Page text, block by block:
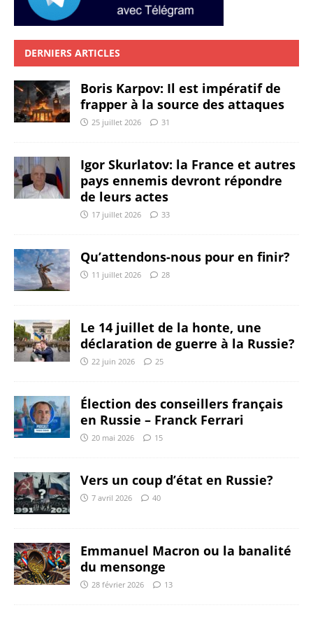
DERNIERS ARTICLES
Boris Karpov: Il est impératif de
frapper à la source des attaques
25 juillet 2026 31
Igor Skurlatov: la France et autres
pays ennemis devront répondre
de leurs actes
17 juillet 2026 33
Qu’attendons-nous pour en finir?
11 juillet 2026 28
Le 14 juillet de la honte, une
déclaration de guerre à la Russie?
22 juin 2026 25
Élection des conseillers français
en Russie – Franck Ferrari
20 mai 2026 15
Vers un coup d’état en Russie?
7 avril 2026 40
Emmanuel Macron ou la banalité
du mensonge
28 février 2026 13